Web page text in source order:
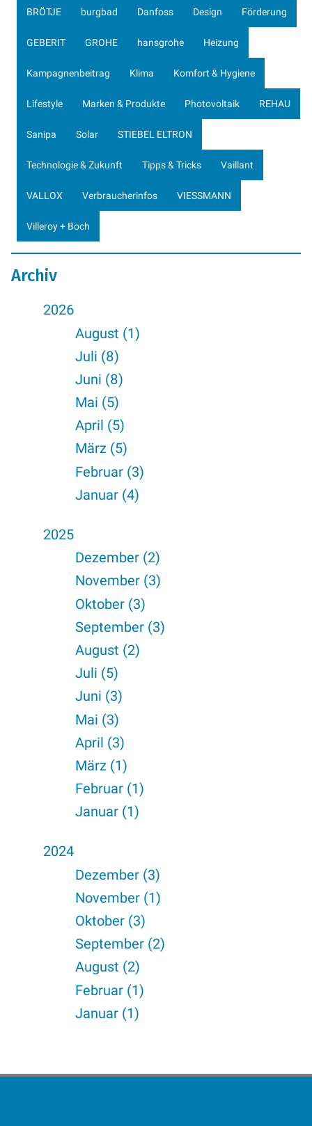
BRÖTJE burgbad Danfoss Design Förderung
GEBERIT GROHE hansgrohe Heizung
Kampagnenbeitrag Klima Komfort & Hygiene
Lifestyle Marken & Produkte Photovoltaik REHAU
Sanipa Solar STIEBEL ELTRON
Technologie & Zukunft Tipps & Tricks Vaillant
VALLOX Verbraucherinfos VIESSMANN
Villeroy + Boch
Archiv
2026
August (1)
Juli (8)
Juni (8)
Mai (5)
April (5)
März (5)
Februar (3)
Januar (4)
2025
Dezember (2)
November (3)
Oktober (3)
September (3)
August (2)
Juli (5)
Juni (3)
Mai (3)
April (3)
März (1)
Februar (1)
Januar (1)
2024
Dezember (3)
November (1)
Oktober (3)
September (2)
August (2)
Februar (1)
Januar (1)